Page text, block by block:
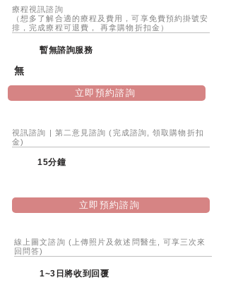
療程視訊諮詢
（想多了解合適的療程及費用，可享免費預約掛號安
排，完成療程可退費， 再拿購物折扣金）
暫無諮詢服務
無
立即預約諮詢
視訊諮詢 | 第二意見諮詢 (完成諮詢, 領取購物折扣
金)
15分鐘
立即預約諮詢
​線上圖文諮詢 (上傳照片及敘述問醫生, 可享三次來
回問答)
1~3日將收到回覆